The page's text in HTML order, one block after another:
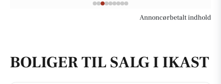
Annoncørbetalt indhold
BOLIGER TIL SALG I IKAST